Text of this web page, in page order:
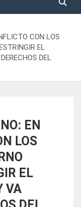
CON LOS
EL
DEL
EN
LOS
EL
VA